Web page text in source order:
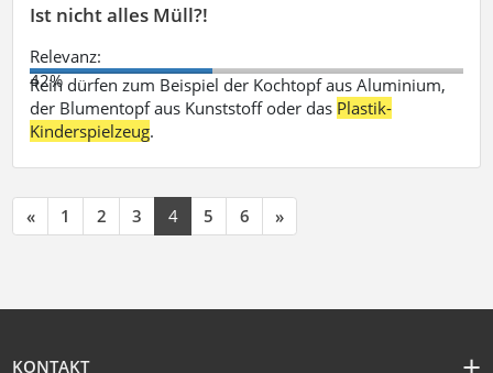
Ist nicht alles Müll?!
Relevanz:
42%
Rein dürfen zum Beispiel der Kochtopf aus Aluminium,
der Blumentopf aus Kunststoff oder das Plastik-
Kinderspielzeug.
« 1 2 3 4 5 6 »
KONTAKT